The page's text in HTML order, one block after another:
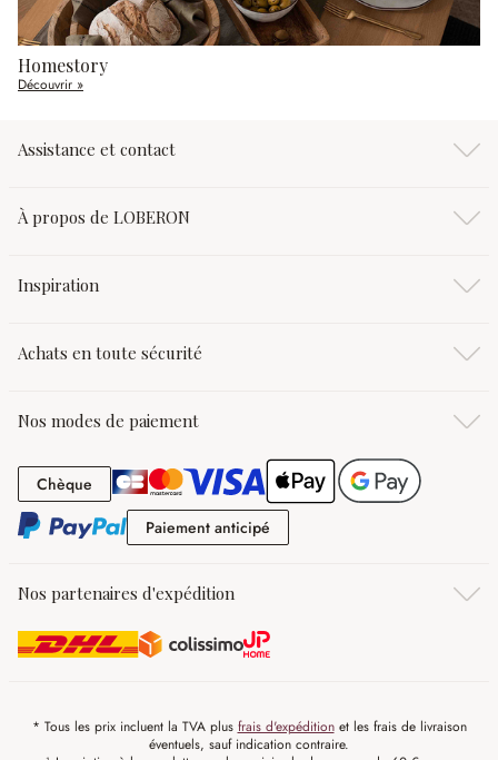
Homestory
Découvrir »
Assistance et contact
À propos de LOBERON
Inspiration
Achats en toute sécurité
Nos modes de paiement
Chèque Chèque
Paiement anticipé
Nos partenaires d'expédition
* Tous les prix incluent la TVA plus frais d'expéditionet les frais de livraison
éventuels, sauf indication contraire.